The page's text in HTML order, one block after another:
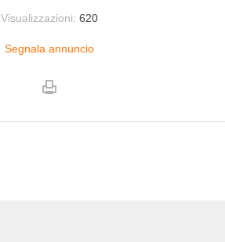
Visualizzazioni: 620
Segnala annuncio